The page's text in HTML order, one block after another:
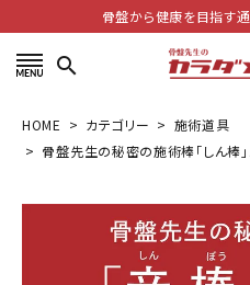
骨盤から健康を目指す
search
ACCOUNT MENU
ようこそ ゲスト 様
HOME カテゴリー
施術道具
骨盤先生の秘密の施術棒「しん棒